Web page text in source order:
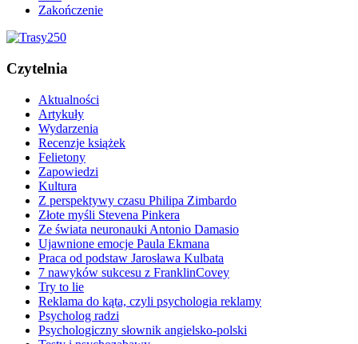
Zakończenie
Czytelnia
Aktualności
Artykuły
Wydarzenia
Recenzje książek
Felietony
Zapowiedzi
Kultura
Z perspektywy czasu Philipa Zimbardo
Złote myśli Stevena Pinkera
Ze świata neuronauki Antonio Damasio
Ujawnione emocje Paula Ekmana
Praca od podstaw Jarosława Kulbata
7 nawyków sukcesu z FranklinCovey
Try to lie
Reklama do kąta, czyli psychologia reklamy
Psycholog radzi
Psychologiczny słownik angielsko-polski